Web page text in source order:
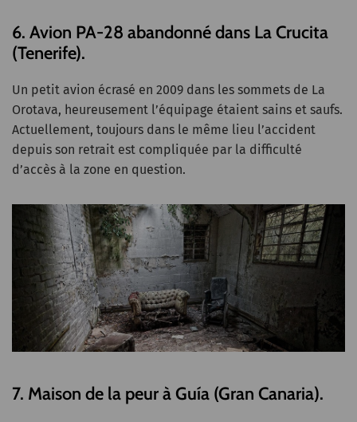
6. Avion PA-28 abandonné dans La Crucita
(Tenerife).
Un petit avion écrasé en 2009 dans les sommets de La
Orotava, heureusement l’équipage étaient sains et saufs.
Actuellement, toujours dans le même lieu l’accident
depuis son retrait est compliquée par la difficulté
d’accès à la zone en question.
7. Maison de la peur à Guía (Gran Canaria).